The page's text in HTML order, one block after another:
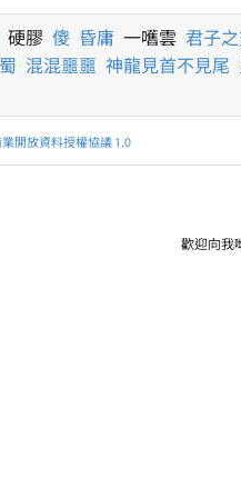
硬膠 傻 昏庸 一嚿雲 君子
混混噩噩 神龍見首不見尾
開放資料授權協議 1.0
歡迎向我